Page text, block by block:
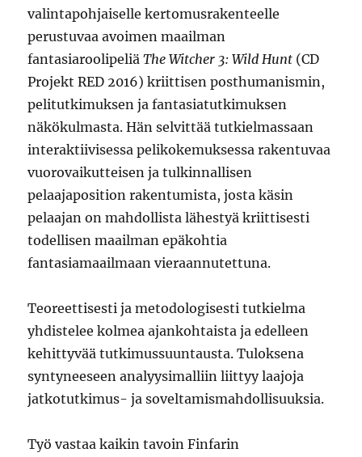
valintapohjaiselle kertomusrakenteelle
perustuvaa avoimen maailman
fantasiaroolipeliäThe Witcher 3: Wild Hunt (CD
Projekt RED 2016) kriittisen posthumanismin,
pelitutkimuksen ja fantasiatutkimuksen
näkökulmasta. Hän selvittää tutkielmassaan
interaktiivisessa pelikokemuksessa rakentuvaa
vuorovaikutteisen ja tulkinnallisen
pelaajaposition rakentumista, josta käsin
pelaajan on mahdollista lähestyä kriittisesti
todellisen maailman epäkohtia
fantasiamaailmaan vieraannutettuna.
Teoreettisesti ja metodologisesti tutkielma
yhdistelee kolmea ajankohtaista ja edelleen
kehittyvää tutkimussuuntausta. Tuloksena
syntyneeseen analyysimalliin liittyy laajoja
jatkotutkimus- ja soveltamismahdollisuuksia.
Työ vastaa kaikin tavoin Finfarin